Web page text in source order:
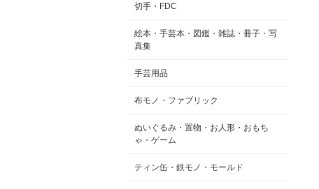
切手・FDC
絵本・手芸本・図鑑・雑誌・冊子・写
真集
手芸用品
布モノ・ファブリック
ぬいぐるみ・置物・お人形・おもち
ゃ・ゲーム
ティン缶・鉄モノ・モールド